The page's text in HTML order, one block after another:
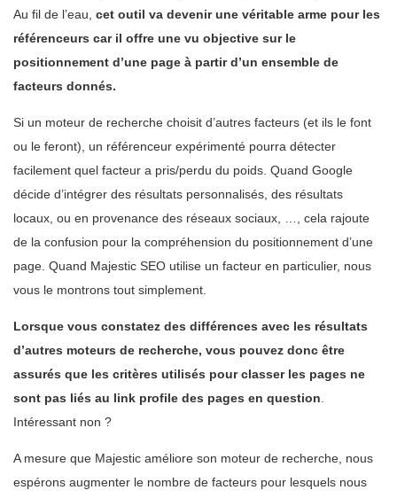
Au fil de l’eau, cet outil va devenir une véritable arme pour les
référenceurs car il offre une vu objective sur le
positionnement d’une page à partir d’un ensemble de
facteurs donnés.
Si un moteur de recherche choisit d’autres facteurs (et ils le font
ou le feront), un référenceur expérimenté pourra détecter
facilement quel facteur a pris/perdu du poids. Quand Google
décide d’intégrer des résultats personnalisés, des résultats
locaux, ou en provenance des réseaux sociaux, …, cela rajoute
de la confusion pour la compréhension du positionnement d’une
page. Quand Majestic SEO utilise un facteur en particulier, nous
vous le montrons tout simplement.
Lorsque vous constatez des différences avec les résultats
d’autres moteurs de recherche, vous pouvez donc être
assurés que les critères utilisés pour classer les pages ne
sont pas liés au link profile des pages en question.
Intéressant non ?
A mesure que Majestic améliore son moteur de recherche, nous
espérons augmenter le nombre de facteurs pour lesquels nous